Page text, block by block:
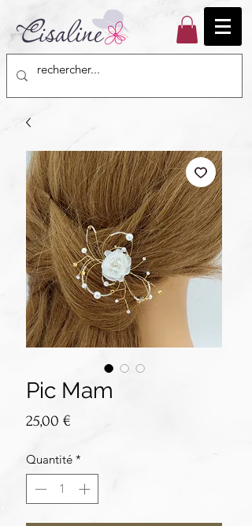
Pic Mam
25,00 €
Quantité *